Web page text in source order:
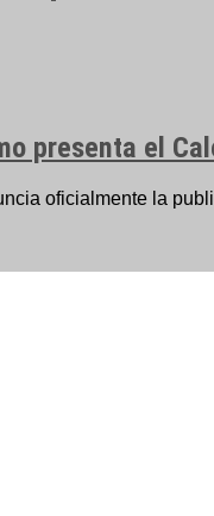
presenta el
oficialmente la